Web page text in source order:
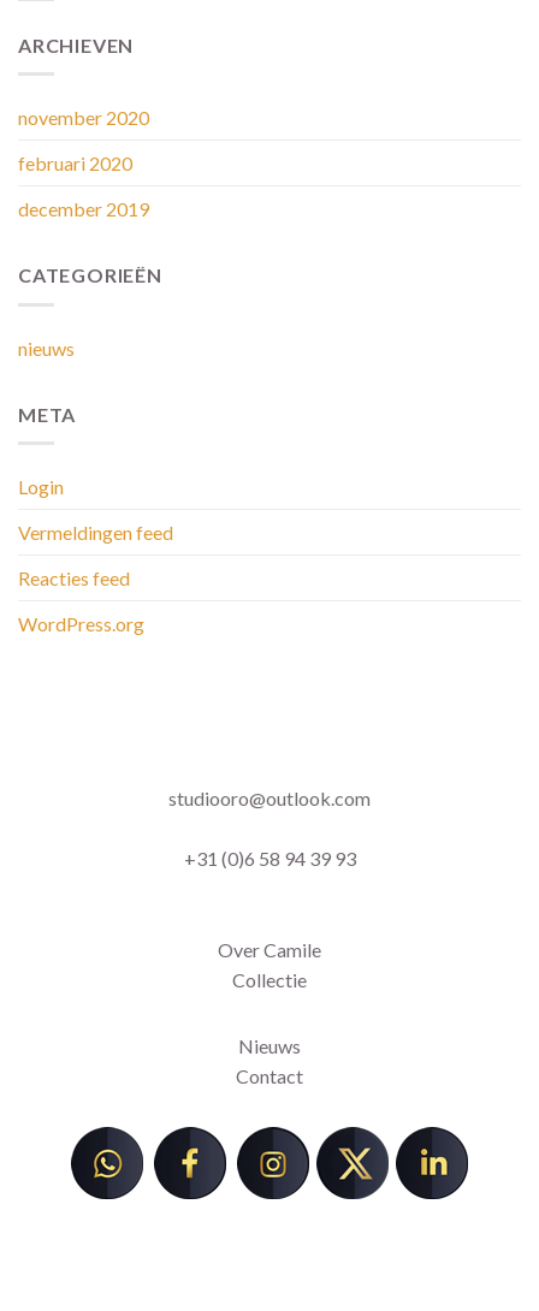
ARCHIEVEN
november 2020
februari 2020
december 2019
CATEGORIEËN
nieuws
META
Login
Vermeldingen feed
Reacties feed
WordPress.org
studiooro@outlook.com
+31 (0)6 58 94 39 93
Over Camile
Collectie
Nieuws
Contact